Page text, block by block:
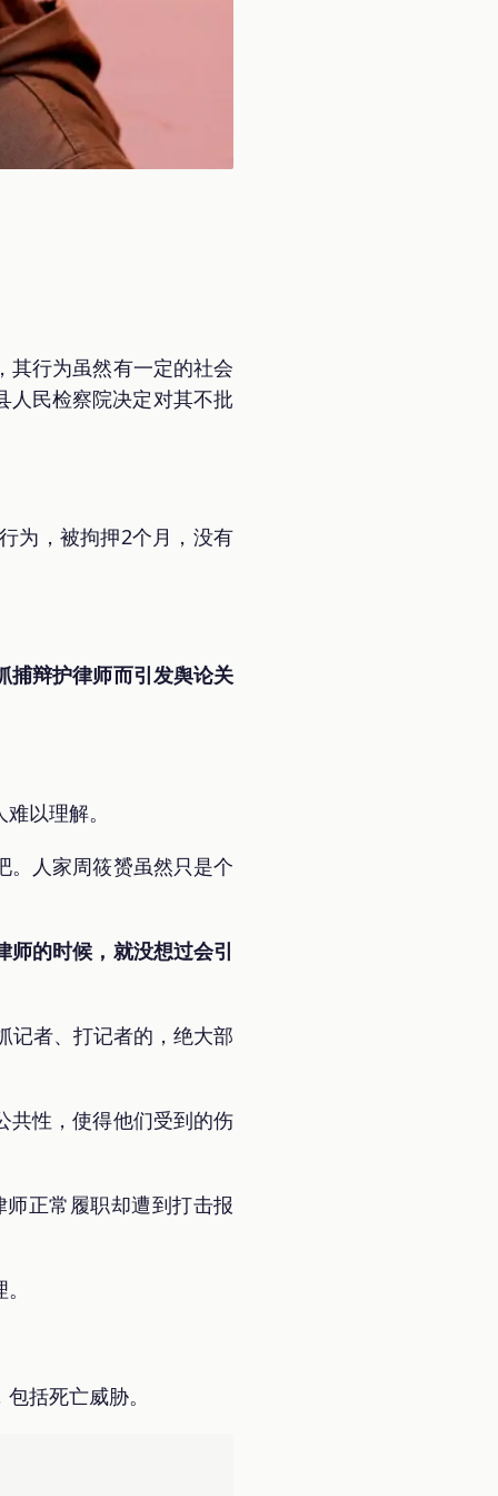
其行为虽然有一定的社会
人民检察院决定对其不批
为，被拘押2个月，没有
捕辩护律师而引发舆论关
以理解。
。人家周筱赟虽然只是个
师的时候，就没想过会引
记者、打记者的，绝大部
共性，使得他们受到的伤
正常履职却遭到打击报
括死亡威胁。